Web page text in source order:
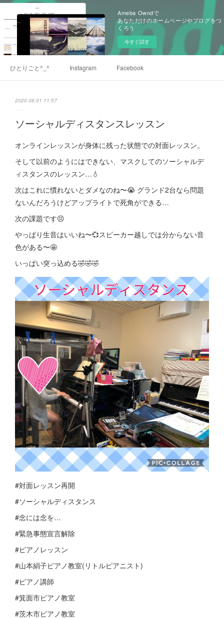
Ameba Owndで
あなただけのホームページやブログをつ
くろう
今すぐ試す
ひとりごと^_^ Instagram Facebook
2020.06.01 11:57
ソーシャルディスタンスレッスン
オンラインレッスンが身体に残った状態での対面レッスン。
そして以前のようにはできない、マスクしてのソーシャルデ
ィスタンスのレッスン…💧
次はこれに慣れないとダメなのね〜😭 グランド2台なら問題
ないんだろうけどアップライトで死角ができる…
次の課題です😣
やっぱり生音はいいね〜💞スピーカー越しでは分からない音
色がある〜🤩
いっぱい突っ込める🤣🤣🤣
#対面レッスン再開
#ソーシャルディスタンス
#念には念を…
#緊急事態宣言解除
#ピアノレッスン
#山本絹子ピアノ教室(リトルピアニスト)
#ピアノ講師
#箕面市ピアノ教室
#茨木市ピアノ教室